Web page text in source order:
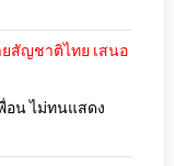
สัญชาติไทย เสนอ
อน ไม่ทนแสดง